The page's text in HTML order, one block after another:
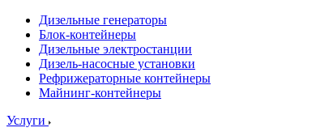
Дизельные генераторы
Блок-контейнеры
Дизельные электростанции
Дизель-насосные установки
Рефрижераторные контейнеры
Майнинг-контейнеры
Услуги